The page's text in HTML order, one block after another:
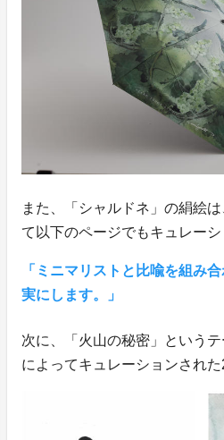
また、「シャルドネ」の絹絵
て以下のページでもキュレーシ
「ミニマリストと比喩を組み
実にします。」
次に、「火山の秘密」という
によってキュレーションされた